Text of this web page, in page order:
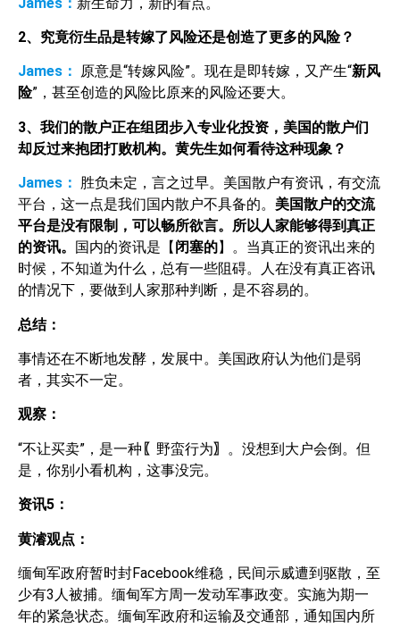
2、究竟衍生品是转嫁了风险还是创造了更多的风险？
James： 原意是“转嫁风险”。现在是即转嫁，又产生“新风
险”，甚至创造的风险比原来的风险还要大。
3、我们的散户正在组团步入专业化投资，美国的散户们
却反过来抱团打败机构。黄先生如何看待这种现象？
James： 胜负未定，言之过早。美国散户有资讯，有交流
平台，这一点是我们国内散户不具备的。 美国散户的交流
平台是没有限制，可以畅所欲言。所以人家能够得到真正
的资讯。
国内的资讯是【 闭塞的】。当真正的资讯出来的
时候，不知道为什么，总有一些阻碍。人在没有真正咨讯
的情况下，要做到人家那种判断，是不容易的。
总结：
事情还在不断地发酵，发展中。美国政府认为他们是弱
者，其实不一定。
观察：
“不让买卖”，是一种 〖 野蛮行为〗 。没想到大户会倒。但
是，你别小看机构，这事没完。
资讯5 ：
黄濬观点：
缅甸军政府暂时封Facebook维稳，民间示威遭到驱散，至
少有3人被捕。缅甸军方周一发动军事政变。实施为期一
年的紧急状态。缅甸军政府和运输及交通部，通知国内所